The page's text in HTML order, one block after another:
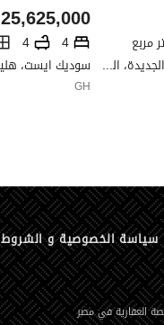
سوديك ايست، هليوبوليس الجديدة، القاهرة
25,625,000
4
4
GH
سياسة الخصوصية و الشروط